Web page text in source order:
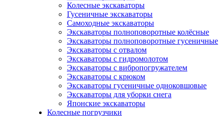
Колесные экскаваторы
Гусеничные экскаваторы
Самоходные экскаваторы
Экскаваторы полноповоротные колёсные
Экскаваторы полноповоротные гусеничные
Экскаваторы с отвалом
Экскаваторы с гидромолотом
Экскаваторы с вибропогружателем
Экскаваторы с крюком
Экскаваторы гусеничные одноковшовые
Экскаваторы для уборки снега
Японские экскаваторы
Колесные погрузчики